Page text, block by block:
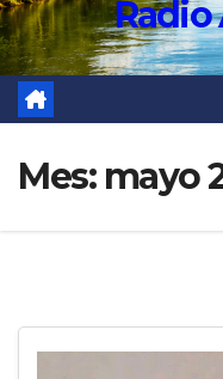
Mes: mayo